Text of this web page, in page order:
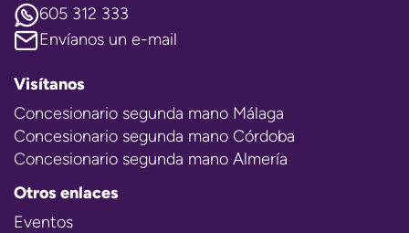
605 312 333
Envíanos un e-mail
Visítanos
Concesionario segunda mano Málaga
Concesionario segunda mano Córdoba
Concesionario segunda mano Almería
Otros enlaces
Eventos